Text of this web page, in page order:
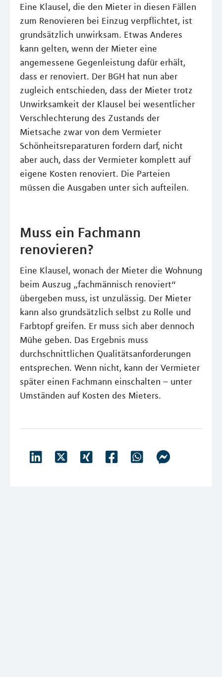
Eine Klausel, die den Mieter in diesen Fällen
zum Renovieren bei Einzug verpflichtet, ist
grundsätzlich unwirksam. Etwas Anderes
kann gelten, wenn der Mieter eine
angemessene Gegenleistung dafür erhält,
dass er renoviert. Der BGH hat nun aber
zugleich entschieden, dass der Mieter trotz
Unwirksamkeit der Klausel bei wesentlicher
Verschlechterung des Zustands der
Mietsache zwar von dem Vermieter
Schönheitsreparaturen fordern darf, nicht
aber auch, dass der Vermieter komplett auf
eigene Kosten renoviert. Die Parteien
müssen die Ausgaben unter sich aufteilen.
Muss ein Fachmann
renovieren?
Eine Klausel, wonach der Mieter die Wohnung
beim Auszug „fachmännisch renoviert“
übergeben muss, ist unzulässig. Der Mieter
kann also grundsätzlich selbst zu Rolle und
Farbtopf greifen. Er muss sich aber dennoch
Mühe geben. Das Ergebnis muss
durchschnittlichen Qualitätsanforderungen
entsprechen. Wenn nicht, kann der Vermieter
später einen Fachmann einschalten – unter
Umständen auf Kosten des Mieters.